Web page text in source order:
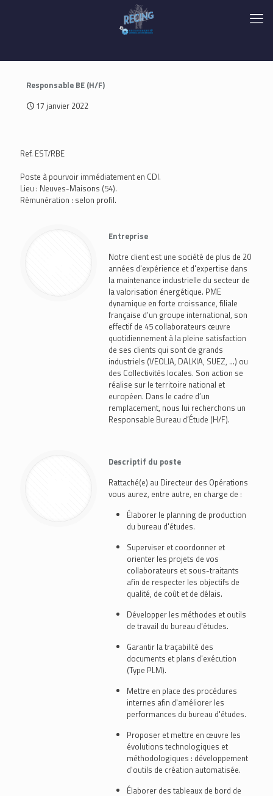
Responsable BE (H/F)
17 janvier 2022
Ref. EST/RBE
Poste à pourvoir immédiatement en CDI.
Lieu : Neuves-Maisons (54).
Rémunération : selon profil.
Entreprise
Notre client est une société de plus de 20
années d'expérience et d'expertise dans
la maintenance industrielle du secteur de
la valorisation énergétique. PME
dynamique en forte croissance, filiale
française d’un groupe international, son
effectif de 45 collaborateurs œuvre
quotidiennement à la pleine satisfaction
de ses clients qui sont de grands
industriels (VEOLIA, DALKIA, SUEZ, ...) ou
des Collectivités locales. Son action se
réalise sur le territoire national et
européen. Dans le cadre d’un
remplacement, nous lui recherchons un
Responsable Bureau d’Étude (H/F).
Descriptif du poste
Rattaché(e) au Directeur des Opérations
vous aurez, entre autre, en charge de :
Élaborer le planning de production
du bureau d'études.
Superviser et coordonner et
orienter les projets de vos
collaborateurs et sous-traitants
afin de respecter les objectifs de
qualité, de coût et de délais.
Développer les méthodes et outils
de travail du bureau d'études.
Garantir la traçabilité des
documents et plans d'exécution
(Type PLM).
Mettre en place des procédures
internes afin d'améliorer les
performances du bureau d'études.
Proposer et mettre en œuvre les
évolutions technologiques et
méthodologiques : développement
d'outils de création automatisée.
Élaborer des tableaux de bord de